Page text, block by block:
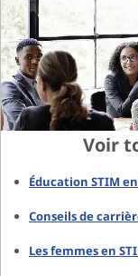
Voir
Éducation STIM
Conseils de
Les femmes en